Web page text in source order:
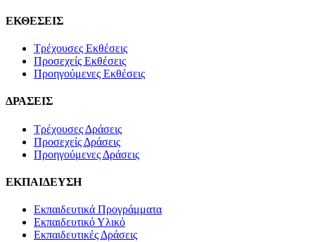
ΕΚΘΕΣΕΙΣ
Τρέχουσες Εκθέσεις
Προσεχείς Εκθέσεις
Προηγούμενες Εκθέσεις
ΔΡΑΣΕΙΣ
Τρέχουσες Δράσεις
Προσεχείς Δράσεις
Προηγούμενες Δράσεις
ΕΚΠΑΙΔΕΥΣΗ
Εκπαιδευτικά Προγράμματα
Εκπαιδευτικό Υλικό
Εκπαιδευτικές Δράσεις